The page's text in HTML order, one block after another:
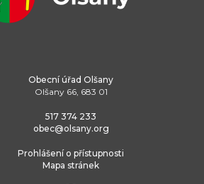
Obecní úřad Olšany
Olšany 66, 683 01
517 374 233
obec@olsany.org
Prohlášení o přístupnosti
Mapa stránek